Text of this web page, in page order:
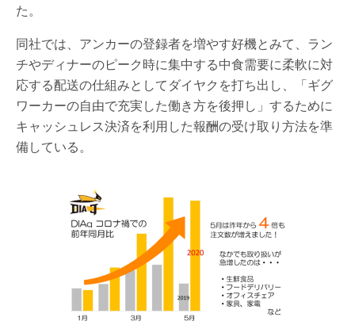
た。
同社では、アンカーの登録者を増やす好機とみて、ラン
チやディナーのピーク時に集中する中食需要に柔軟に対
応する配送の仕組みとしてダイヤクを打ち出し、「ギグ
ワーカーの自由で充実した働き方を後押し」するために
キャッシュレス決済を利用した報酬の受け取り方法を準
備している。